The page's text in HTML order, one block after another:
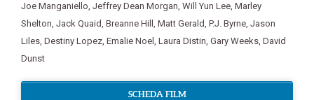
Joe Manganiello, Jeffrey Dean Morgan, Will Yun Lee, Marley
Shelton, Jack Quaid, Breanne Hill , Matt Gerald, P.J. Byrne, Jason
Liles, Destiny Lopez, Emalie Noel , Laura Distin, Gary Weeks, David
Dunst
SCHEDA FILM